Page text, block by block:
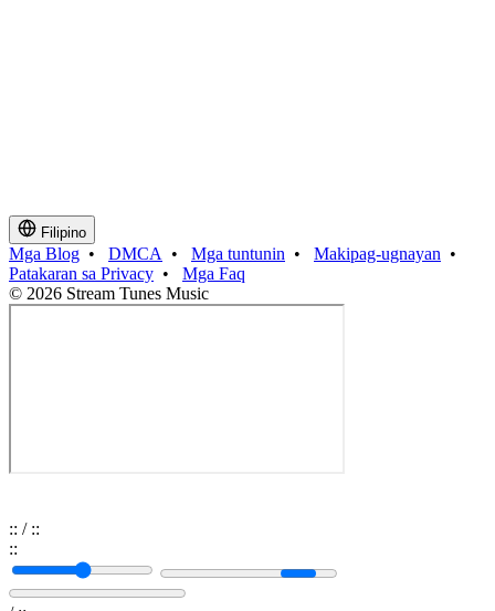
Filipino
Mga Blog • DMCA • Mga tuntunin • Makipag-ugnayan •
Patakaran sa Privacy • Mga Faq
© 2026 Stream Tunes Music
:: / ::
::